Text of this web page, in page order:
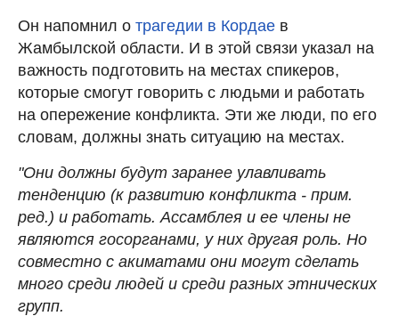
Он напомнил о трагедии в Кордае в
Жамбылской области. И в этой связи указал на
важность подготовить на местах спикеров,
которые смогут говорить с людьми и работать
на опережение конфликта. Эти же люди, по его
словам, должны знать ситуацию на местах.
"Они должны будут заранее улавливать
тенденцию (к развитию конфликта - прим.
ред.) и работать. Ассамблея и ее члены не
являются госорганами, у них другая роль. Но
совместно с акиматами они могут сделать
много среди людей и среди разных этнических
групп.